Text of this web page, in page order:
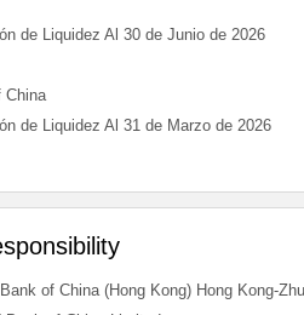
de Liquidez Al 30 de Junio de 2026
China
de Liquidez Al 31 de Marzo de 2026